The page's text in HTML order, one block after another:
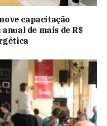
capacitação
de mais de R$